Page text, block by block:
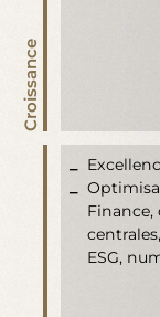
Croissance
ESG,